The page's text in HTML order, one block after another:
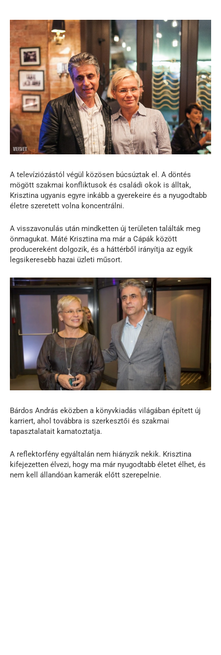
A televíziózástól végül közösen búcsúztak el. A döntés
mögött szakmai konfliktusok és családi okok is álltak,
Krisztina ugyanis egyre inkább a gyerekeire és a nyugodtabb
életre szeretett volna koncentrálni.
A visszavonulás után mindketten új területen találták meg
önmagukat. Máté Krisztina ma már a Cápák között
producereként dolgozik, és a háttérből irányítja az egyik
legsikeresebb hazai üzleti műsort.
Bárdos András eközben a könyvkiadás világában épített új
karriert, ahol továbbra is szerkesztői és szakmai
tapasztalatait kamatoztatja.
A reflektorfény egyáltalán nem hiányzik nekik. Krisztina
kifejezetten élvezi, hogy ma már nyugodtabb életet élhet, és
nem kell állandóan kamerák előtt szerepelnie.